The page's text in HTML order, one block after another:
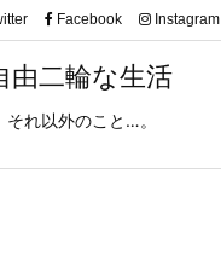
由二輪な生活
れ以外のこと…。
Facebook Instagram